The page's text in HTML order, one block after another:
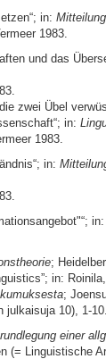
in:
1983.
und das
zwei Übel
in:
1983.
in:
in:
;
in:
;
julkaisuja 10), 1-10.
einer
(= Linguistische